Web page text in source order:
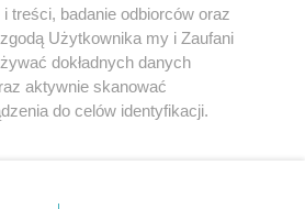
treści, badanie odbiorców oraz
Użytkownika my i Zaufani
dokładnych danych
aktywnie skanować
do celów identyfikacji.